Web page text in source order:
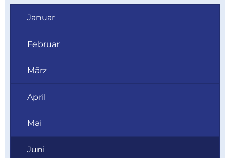
Januar
Februar
März
April
Mai
Juni